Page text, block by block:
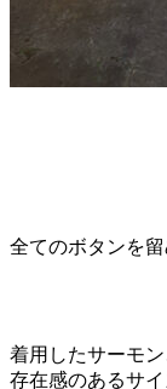
全てのボタンを
着用したサーモ
存在感のあるサ